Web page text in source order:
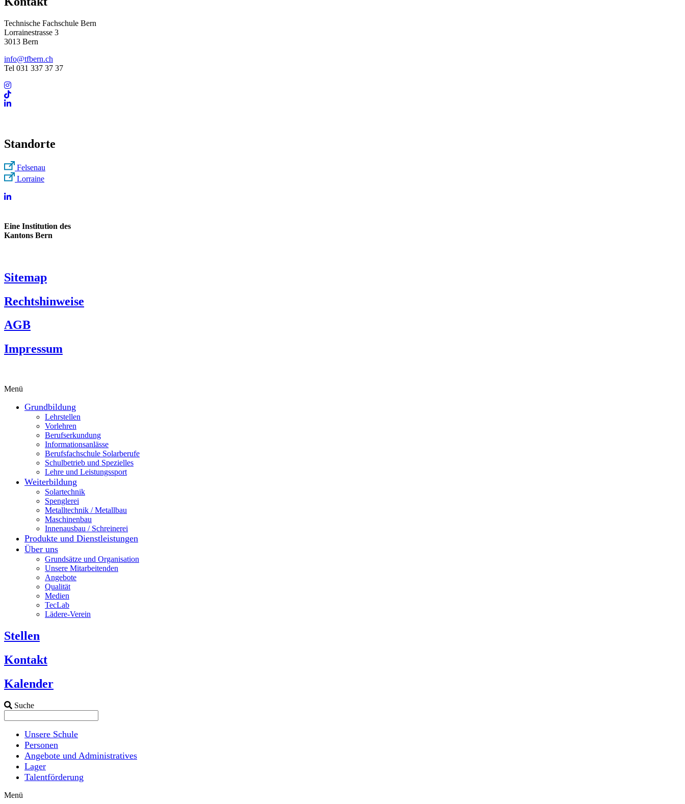
Technische Fachschule Bern
Lorrainestrasse 3
3013 Bern
info@tfbern.ch
Tel 031 337 37 37
Standorte
Felsenau
Lorraine
Eine Institution des
Kantons Bern
Sitemap
Rechtshinweise
AGB
Impressum
Menü
Grundbildung
Lehrstellen
Vorlehren
Berufserkundung
Informationsanlässe
Berufsfachschule Solarberufe
Schulbetrieb und Spezielles
Lehre und Leistungssport
Weiterbildung
Solartechnik
Spenglerei
Metalltechnik / Metallbau
Maschinenbau
Innenausbau / Schreinerei
Produkte und Dienstleistungen
Über uns
Grundsätze und Organisation
Unsere Mitarbeitenden
Angebote
Qualität
Medien
TecLab
Lädere-Verein
Stellen
Kontakt
Kalender
Suche
Unsere Schule
Personen
Angebote und Administratives
Lager
Talentförderung
Menü